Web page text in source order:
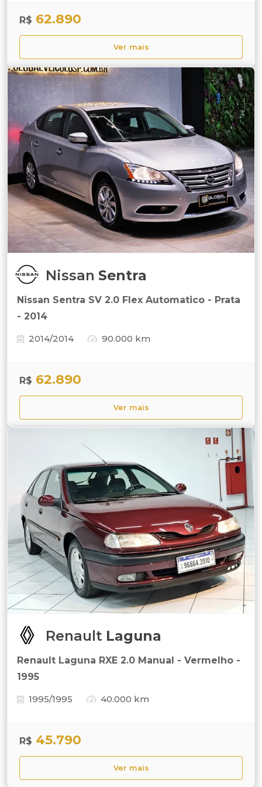
R$ 62.890
Ver mais
Nissan Sentra
Nissan Sentra SV 2.0 Flex Automatico - Prata
- 2014
2014/2014
90.000 km
R$ 62.890
Ver mais
Renault Laguna
Renault Laguna RXE 2.0 Manual - Vermelho -
1995
1995/1995
40.000 km
R$ 45.790
Ver mais